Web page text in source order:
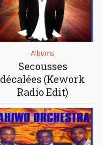
Albums
Secousses
décalées (Kework
Radio Edit)